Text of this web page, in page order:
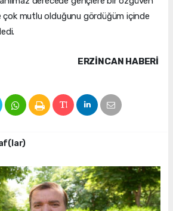
çok mutlu olduğunu gördüğüm içinde
ERZINCAN HABERİ